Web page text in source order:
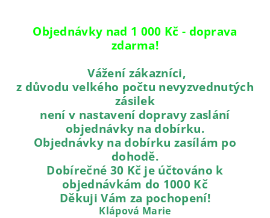
Objednávky nad 1 000 Kč - doprava
zdarma!
Vážení zákazníci,
z důvodu velkého počtu nevyzvednutých
zásilek
není v nastavení dopravy zaslání
objednávky na dobírku.
Objednávky na dobírku zasílám po
dohodě.
Dobírečné 30 Kč je účtováno k
objednávkám do 1000 Kč
Děkuji Vám za pochopení!
Klápová Marie